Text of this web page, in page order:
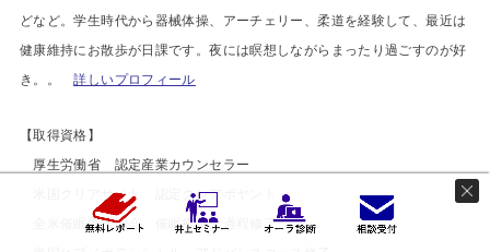
どなど。学生時代から器械体操、アーチェリー、柔道を経験して、最近は
健康維持にお散歩が日課です。夜には瞑想しながらまったり過ごすのが好
き。。詳しいプロフィール
【取得資格】
厚生労働省 認定産業カウンセラー
米国クリアサイト 認定クレアボヤント
全米催眠療法協会 催眠療法士過程修了